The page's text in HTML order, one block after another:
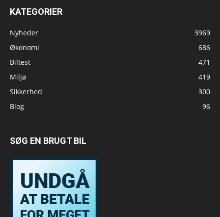
KATEGORIER
Nyheder
3969
Økonomi
686
Biltest
471
Miljø
419
Sikkerhed
300
Blog
96
SØG EN BRUGT BIL